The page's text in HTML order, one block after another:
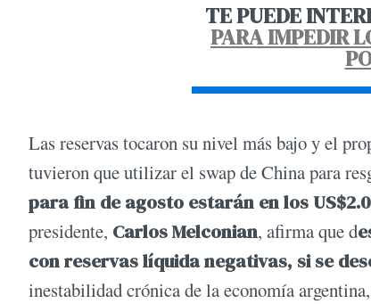
TE PUEDE
PARA IMPEDIR
Las reservas tocaron su nivel más bajo y el
tuvieron que utilizar el swap de China para
para fin de agosto estarán en los
presidente, Carlos Melconian, afirma que d
con reservas líquida negativas, si se
inestabilidad crónica de la economía